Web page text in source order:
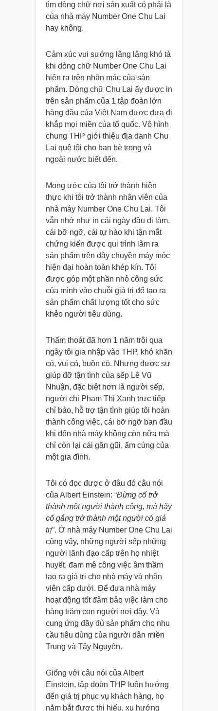
tìm dòng chữ nơi sản xuất có phải là
của nhà máy Number One Chu Lai
hay không.
Cảm xúc vui sướng lâng lâng khó tả
khi dòng chữ Number One Chu Lai
hiện ra trên nhãn mác của sản
phẩm. Dòng chữ Chu Lai ấy được in
trên sản phẩm của 1 tập đoàn lớn
hàng đầu của Việt Nam được đưa đi
khắp mọi miền của tổ quốc. Vô hình
chung THP giới thiệu địa danh Chu
Lai quê tôi cho bạn bè trong và
ngoài nước biết đến.
Mong ước của tôi trở thành hiện
thực khi tôi trở thành nhân viên của
nhà máy Number One Chu Lai. Tôi
vẫn nhớ như in cái ngày đầu đi làm,
cái bỡ ngỡ, cái tự hào khi tận mắt
chứng kiến được qui trình làm ra
sản phẩm trên dây chuyền máy móc
hiện đại hoàn toàn khép kín. Tôi
được góp một phần nhỏ công sức
của mình vào chuỗi giá trị để tạo ra
sản phẩm chất lượng tốt cho sức
khẻo người tiêu dùng.
Thấm thoát đã hơn 1 năm trôi qua
ngày tôi gia nhập vào THP, khó khăn
có, vui có, buồn có. Nhưng được sự
giúp đỡ tận tình của sếp Lê Vũ
Nhuận, đặc biệt hơn là người sếp,
người chị Phạm Thị Xanh trực tiếp
chỉ bảo, hỗ trợ tận tình giúp tôi hoàn
thành công việc, cái bỡ ngỡ ban đầu
khi đến nhà máy không còn nữa mà
chỉ còn lại cái gần gũi, ấm cúng của
một gia đình.
Tôi có đọc được ở đâu đó câu nói
của Albert Einstein: “Đừng cố trở
thành một người thành công, mà hãy
cố gắng trở thành một người có giá
trị”. Ở nhà máy Number One Chu Lai
cũng vậy, những người sếp những
người lãnh đạo cấp trên họ nhiệt
huyết, đam mê công việc âm thầm
tạo ra giá trị cho nhà máy và nhân
viên cấp dưới. Để đưa nhà máy
hoạt động tốt đảm bảo việc làm cho
hàng trăm con người nơi đây. Và
cung ứng đầy đủ sản phẩm cho nhu
cầu tiêu dùng của người dân miền
Trung và Tây Nguyên.
Giống với câu nói của Albert
Einstein, tập đoàn THP luôn hướng
đến giá trị phục vụ khách hàng, họ
nắm bắt được thị hiếu, xu hướng